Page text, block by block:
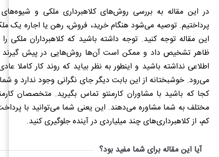
در این مقاله به بررسی روش‌های کلاهبرداری ملکی و
پرداختیم. توصیه می‌شود هنگام خرید، فروش، رهن یا اجاره یک
این مقاله توجه کنید. توجه داشته باشید که کلاهبرداران ملکی
ظاهر تشخیص داد و ممکن است آن‌ها روش‌هایی در پیش گیرند
اطلاعی نداشته باشید و اینطور به نظر بیاید که روند کار کاملا
می‌رود. خوشبختانه از این بابت دیگر جای نگرانی وجود ندارد و
کجا که باشید با مشاوران کارمنتو تماس بگیرید. متخصصان
مختلف به شما مشاوره می‌دهند. این یعنی شما می‌توانید با
کم، از کلاهبرداری‌های چند میلیاردی در آینده جلوگیری کنید.
آیا این مقاله برای شما مفید بود؟